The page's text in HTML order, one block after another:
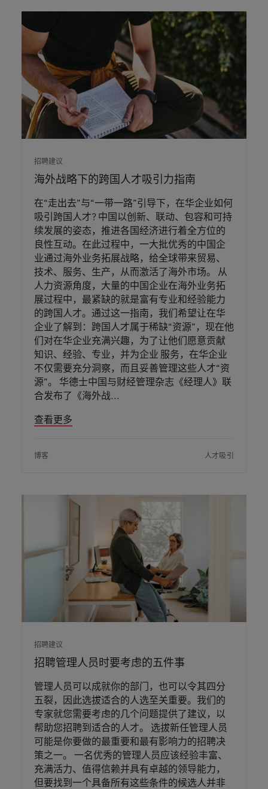
招聘建议
海外战略下的跨国人才吸引力指南
在“走出去”与“一带一路”引导下，在华企业如何
吸引跨国人才? 中国以创新、联动、包容和可持
续发展的姿态，推进各国经济进行着全方位的
良性互动。在此过程中，一大批优秀的中国企
业通过海外业务拓展战略，给全球带来贸易、
技术、服务、生产，从而激活了海外市场。 从
人力资源角度，大量的中国企业在海外业务拓
展过程中，最紧缺的就是富有专业和经验能力
的跨国人才。通过这一指南，我们希望让在华
企业了解到：跨国人才属于稀缺“资源”，现在他
们对在华企业充满兴趣，为了让他们愿意贡献
知识、经验、专业，并为企业 服务，在华企业
不仅需要充分洞察，而且妥善管理这些人才“资
源”。 华德士中国与财经管理杂志《经理人》联
合发布了《海外战
查看更多
博客 人才吸引
招聘建议
招聘管理人员时要考虑的五件事
管理人员可以成就你的部门，也可以令其四分
五裂，因此选拔适合的人选至关重要。我们的
专家就您需要考虑的几个问题提供了建议，以
帮助您招聘到适合的人才。 选拔新任管理人员
可能是你要做的最重要和最有影响力的招聘决
策之一。 一名优秀的管理人员应该经验丰富、
充满活力、值得信赖并具有卓越的领导能力，
但要找到一个具备所有这些条件的候选人并非